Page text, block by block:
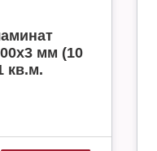
мм (10
кв.м.